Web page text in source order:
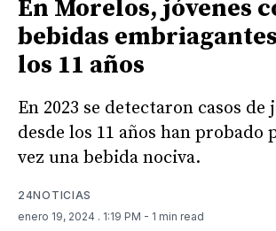
En Morelos, jóvenes
bebidas
los 11 años
En 2023 se detectaron casos de
desde los 11 años han probado
vez una bebida nociva.
24NOTICIAS
enero 19, 2024 . 1:19 PM - 1 min read